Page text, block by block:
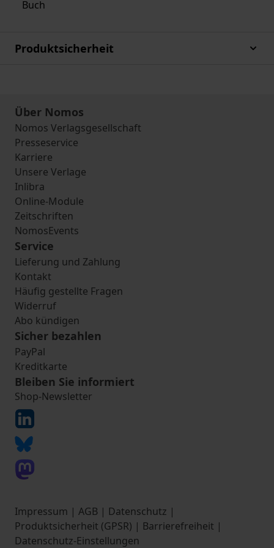
Buch
Produktsicherheit
Über Nomos
Nomos Verlagsgesellschaft
Presseservice
Karriere
Unsere Verlage
Inlibra
Online-Module
Zeitschriften
NomosEvents
Service
Lieferung und Zahlung
Kontakt
Häufig gestellte Fragen
Widerruf
Abo kündigen
Sicher bezahlen
PayPal
Kreditkarte
Bleiben Sie informiert
Shop-Newsletter
Impressum | AGB | Datenschutz |
Produktsicherheit (GPSR) | Barrierefreiheit |
Datenschutz-Einstellungen